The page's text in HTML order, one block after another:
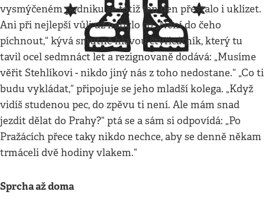
vysmýčeném podniku se totiž ten den přestalo i uklízet.
Ani při nejlepší vůli už nebylo co.„Není do čeho
píchnout,“ kývá smutně hlavou čtyřicátník, který tu
tavil ocel sedmnáct let a rezignovaně dodává: „Musíme
věřit Stehlíkovi - nikdo jiný nás z toho nedostane.“ „Co ti
budu vykládat,“ připojuje se jeho mladší kolega. „Když
vidíš studenou pec, do zpěvu ti není. Ale mám snad
jezdit dělat do Prahy?“ ptá se a sám si odpovídá: „Po
Pražácích přece taky nikdo nechce, aby se denně někam
trmáceli dvě hodiny vlakem.“
Sprcha až doma